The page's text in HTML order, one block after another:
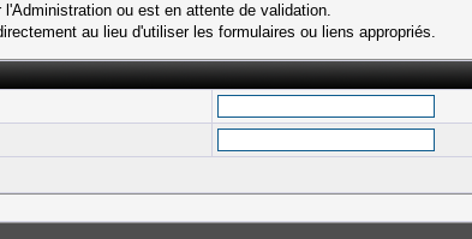
ou est en attente de validation.
au lieu d'utiliser les formulaires ou liens appropriés.